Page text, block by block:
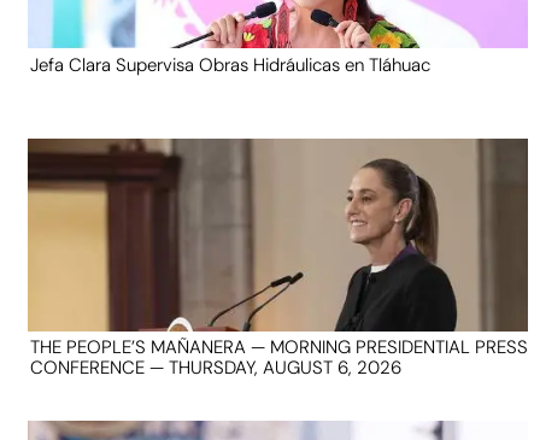
Jefa Clara Supervisa Obras Hidráulicas en Tláhuac
THE PEOPLE’S MAÑANERA — MORNING PRESIDENTIAL PRESS
CONFERENCE — THURSDAY, AUGUST 6, 2026